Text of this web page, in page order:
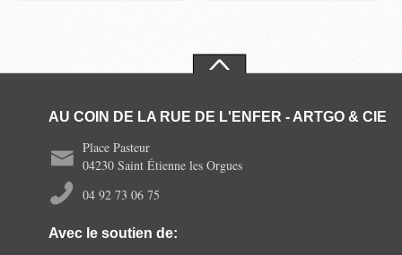
AU COIN DE LA RUE DE L'ENFER - ARTGO & CIE
Place Pasteur
04230 Saint Étienne les Orgues
04 92 73 06 75
Avec le soutien de: